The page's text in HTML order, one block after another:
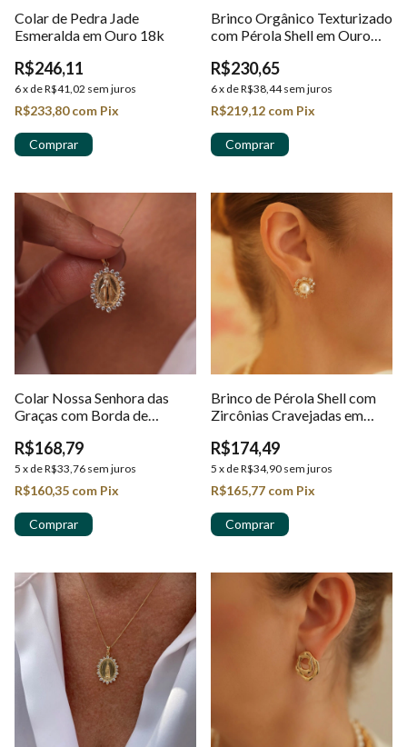
Colar de Pedra Jade
Esmeralda em Ouro 18k
R$246,11
6x deR$41,02 sem juros
R$233,80com Pix
Brinco Orgânico Texturizado
com Pérola Shell em Ouro
R$230,65
6x deR$38,44 sem juros
R$219,12 com Pix
Colar Nossa Senhora das
Graças com Borda de
R$168,79
5 x deR$33,76 sem juros
R$160,35 com Pix
Brinco de Pérola Shell com
Zircônias Cravejadas em
R$174,49
5 x deR$34,90 sem juros
R$165,77 com Pix